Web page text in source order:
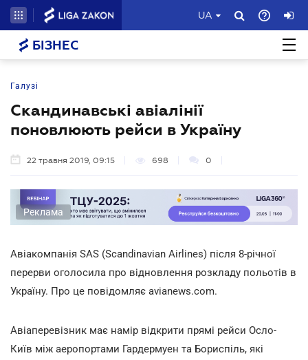
UA
БІЗНЕС
Галузі
Скандинавські авіалінії
поновлюють рейси в Україну
22 травня 2019, 09:15 698 0
Реклама
Авіакомпанія SAS (Scandinavian Airlines) після 8-річної
перерви оголосила про відновлення розкладу польотів в
Україну. Про це повідомляє avianews.com.
Авіаперевізник має намір відкрити прямі рейси Осло-
Київ між аеропортами Гардермуен та Бориспіль, які